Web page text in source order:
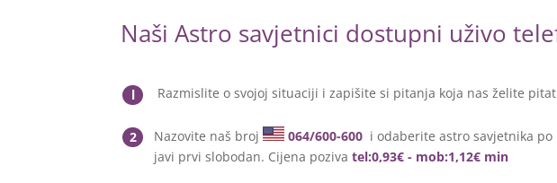
Naši Astro savjetnici dostupni uživo
l Razmislite o svojoj situaciji i zapišite si pitanja koja nas želite
2 Nazovite naš broj 064/600-600 i odaberite astro savjetnika po
javi prvi slobodan. Cijena pozivatel:0,93€ - mob:1,12€ min